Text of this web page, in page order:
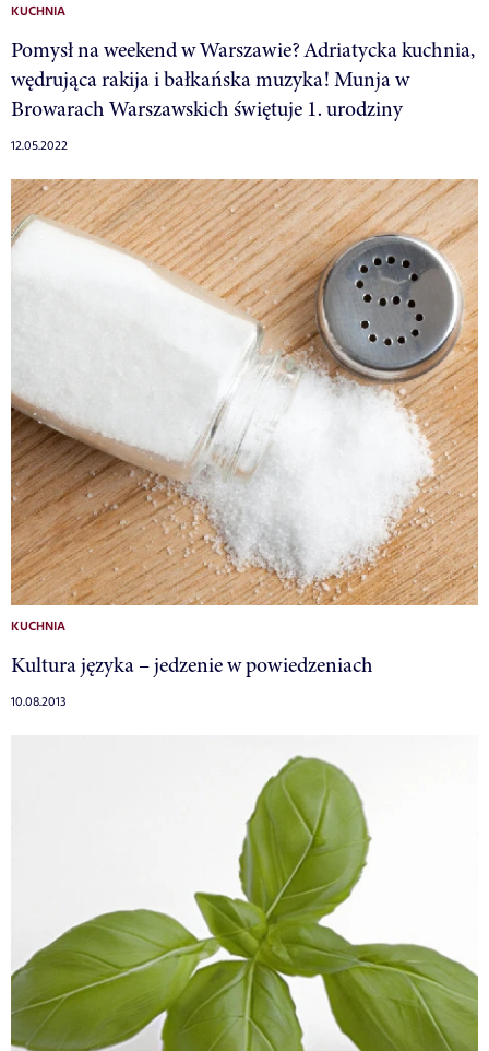
KUCHNIA
Pomysł na weekend w Warszawie? Adriatycka kuchnia,
wędrująca rakija i bałkańska muzyka! Munja w
Browarach Warszawskich świętuje 1. urodziny
12.05.2022
KUCHNIA
Kultura języka – jedzenie w powiedzeniach
10.08.2013